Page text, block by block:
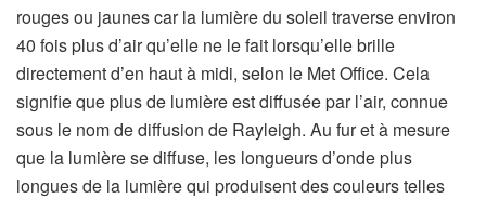
rouges ou jaunes car la lumière du soleil traverse environ
40 fois plus d’air qu’elle ne le fait lorsqu’elle brille
directement d’en haut à midi, selon le Met Office. Cela
signifie que plus de lumière est diffusée par l’air, connue
sous le nom de diffusion de Rayleigh. Au fur et à mesure
que la lumière se diffuse, les longueurs d’onde plus
longues de la lumière qui produisent des couleurs telles